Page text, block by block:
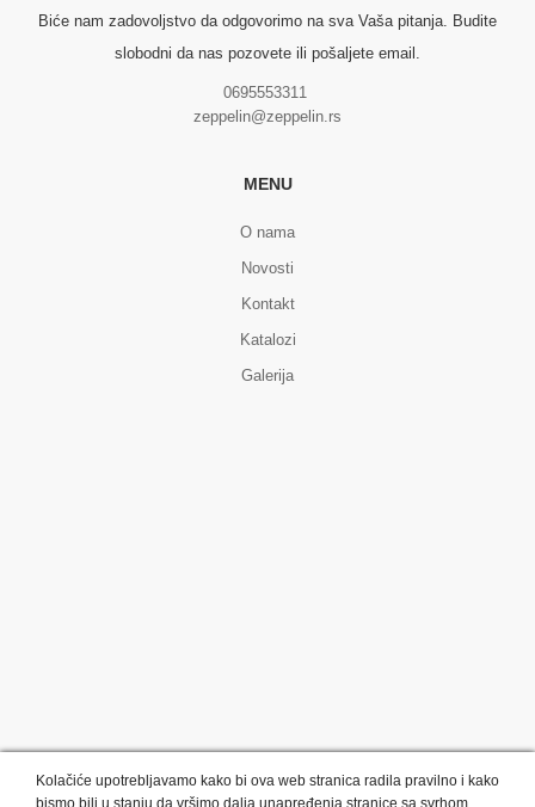
Biće nam zadovoljstvo da odgovorimo na sva Vaša pitanja. Budite
slobodni da nas pozovete ili pošaljete email.
0695553311
zeppelin@zeppelin.rs
MENU
O nama
Novosti
Kontakt
Katalozi
Galerija
Kolačiće upotrebljavamo kako bi ova web stranica radila pravilno i kako
bismo bili u stanju da vršimo dalja unapređenja stranice sa svrhom